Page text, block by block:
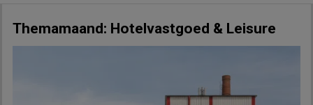
Themamaand: Hotelvastgoed & Leisure